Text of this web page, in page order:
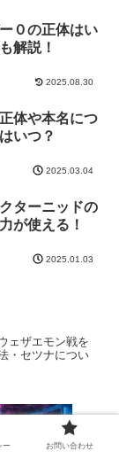
０の正体はい
解説！
2025.08.30
体や本名につ
いつ？
2025.03.04
ターニッドの
が使える！
2025.01.03
ェザエモン戦を
・セツナについ
ー お問い合わせ